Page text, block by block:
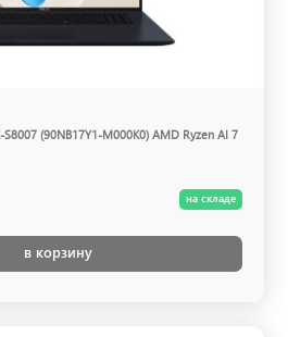
(90NB17Y1-M000K0) AMD Ryzen AI 7
на складе
в корзину